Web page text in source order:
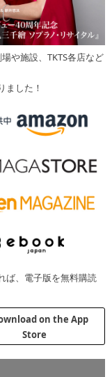
や施設、TKTS各店など
ました！
ば、電子版を無料購読